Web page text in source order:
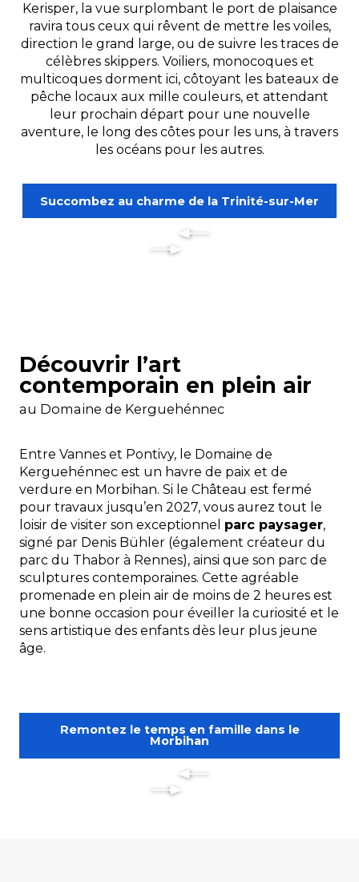
Kerisper, la vue surplombant le port de plaisance
ravira tous ceux qui rêvent de mettre les voiles,
direction le grand large, ou de suivre les traces de
célèbres skippers. Voiliers, monocoques et
multicoques dorment ici, côtoyant les bateaux de
pêche locaux aux mille couleurs, et attendant
leur prochain départ pour une nouvelle
aventure, le long des côtes pour les uns, à travers
les océans pour les autres.
Succombez au charme de la Trinité-sur-Mer
Découvrir l’art
contemporain en plein air
au Domaine de Kerguehénnec
Entre Vannes et Pontivy, le Domaine de
Kerguehénnec est un havre de paix et de
verdure en Morbihan. Si le Château est fermé
pour travaux jusqu’en 2027, vous aurez tout le
loisir de visiter son exceptionnel parc paysager,
signé par Denis Bühler (également créateur du
parc du Thabor à Rennes), ainsi que son parc de
sculptures contemporaines. Cette agréable
promenade en plein air de moins de 2 heures est
une bonne occasion pour éveiller la curiosité et le
sens artistique des enfants dès leur plus jeune
âge.
Remontez le temps en famille dans le
Morbihan